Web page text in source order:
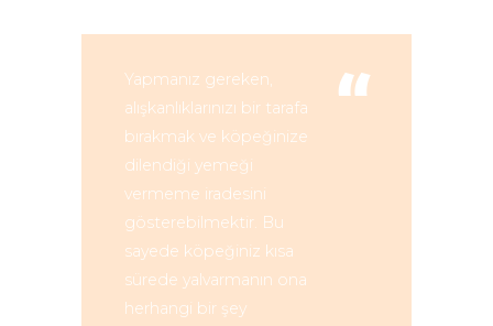
Yapmanız gereken,
alışkanlıklarınızı bir tarafa
bırakmak ve köpeğinize
dilendiği yemeği
vermeme iradesini
gösterebilmektir. Bu
sayede köpeğiniz kısa
sürede yalvarmanın ona
herhangi bir şey